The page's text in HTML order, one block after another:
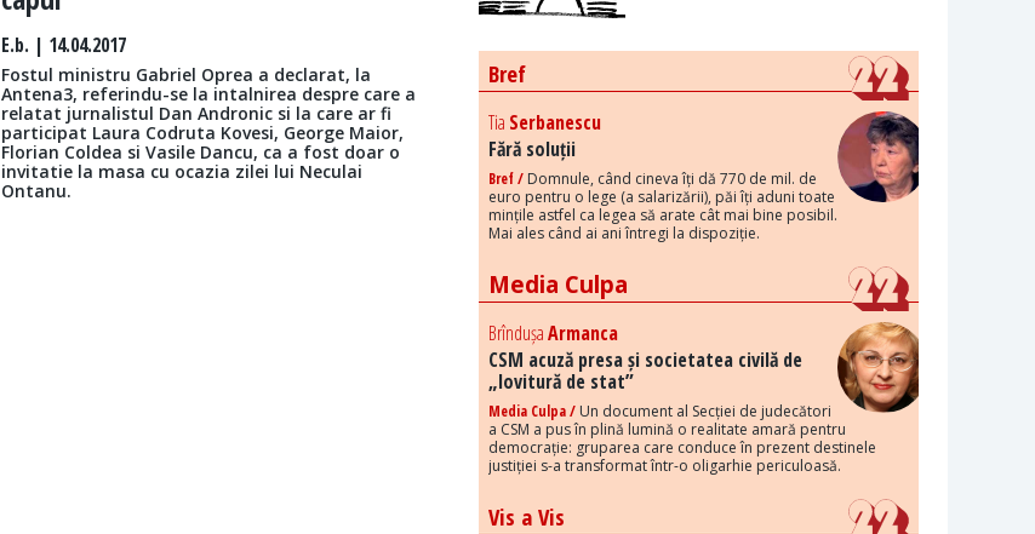
E.b. | 14.04.2017
Fostul ministru Gabriel Oprea a declarat, la
Antena3, referindu-se la intalnirea despre care a
relatat jurnalistul Dan Andronic si la care ar fi
participat Laura Codruta Kovesi, George Maior,
Florian Coldea si Vasile Dancu, ca a fost doar o
invitatie la masa cu ocazia zilei lui Neculai
Ontanu.
Bref
Tia Serbanescu
Fără soluții
Bref / Domnule, când cineva îți dă 770 de mil. de
euro pentru o lege (a salarizării), păi îți aduni toate
mințile astfel ca legea să arate cât mai bine posibil.
Mai ales când ai ani întregi la dispoziție.
Media Culpa
BrîndușaArmanca
CSM acuză presa și societatea civilă de
„lovitură de stat”
Media Culpa / Un document al Secției de judecători
a CSM a pus în plină lumină o realitate amară pentru
democrație: gruparea care conduce în prezent destinele
justiției s-a transformat într-o oligarhie periculoasă.
Vis a Vis